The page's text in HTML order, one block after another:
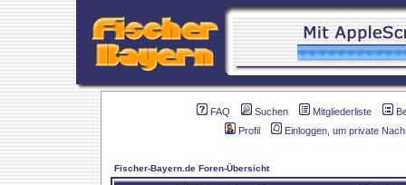
FAQ Suchen Mitgliederliste
Profil
Einloggen, um private
Fischer-Bayern.de Foren-Übersicht